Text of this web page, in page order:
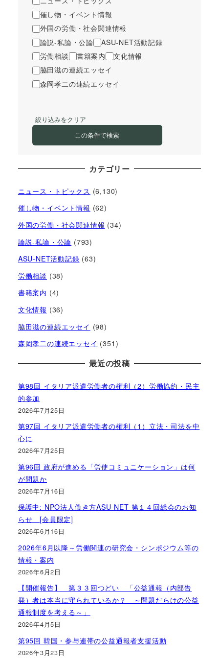
催し物・イベント情報
外国の労働・社会関連情報
論説-私論・公論
ASU-NET活動記録
労働相談
書籍案内
文化情報
脇田滋の連続エッセイ
森岡孝二の連続エッセイ
絞り込みをクリア
この条件で検索
カテゴリー
ニュース・トピックス (6,130)
催し物・イベント情報 (62)
外国の労働・社会関連情報 (34)
論説-私論・公論 (793)
ASU-NET活動記録 (63)
労働相談 (38)
書籍案内 (4)
文化情報 (36)
脇田滋の連続エッセイ (98)
森岡孝二の連続エッセイ (351)
最近の投稿
第98回 イタリア派遣労働者の権利（2）労働協約・民主
的参加
2026年7月25日
第97回 イタリア派遣労働者の権利（1）立法・司法を中
心に
2026年7月25日
第96回 政府が進める「労使コミュニケーション」は何
が問題か
2026年7月16日
保護中: NPO法人働き方ASU-NET 第１４回総会のお知
らせ [会員限定]
2026年6月16日
2026年6月以降～労働関連の研究会・シンポジウム等の
情報・案内
2026年6月2日
【開催報告】 第３３回つどい 「公益通報（内部告
発）者は本当に守られているか？ ～問題だらけの公益
通報制度を考える～」
2026年4月5日
第95回 韓国・参与連帯の公益通報者支援活動
2026年3月23日